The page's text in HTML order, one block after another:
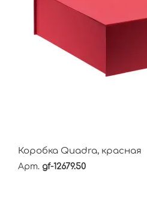
Коробка Quadra, красная
Арт. gf-12679.50